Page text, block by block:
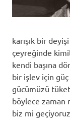
karışık bir
çeyreğinde
kendi başına
bir işlev için
gücümüzü
böylece zaman
biz mi